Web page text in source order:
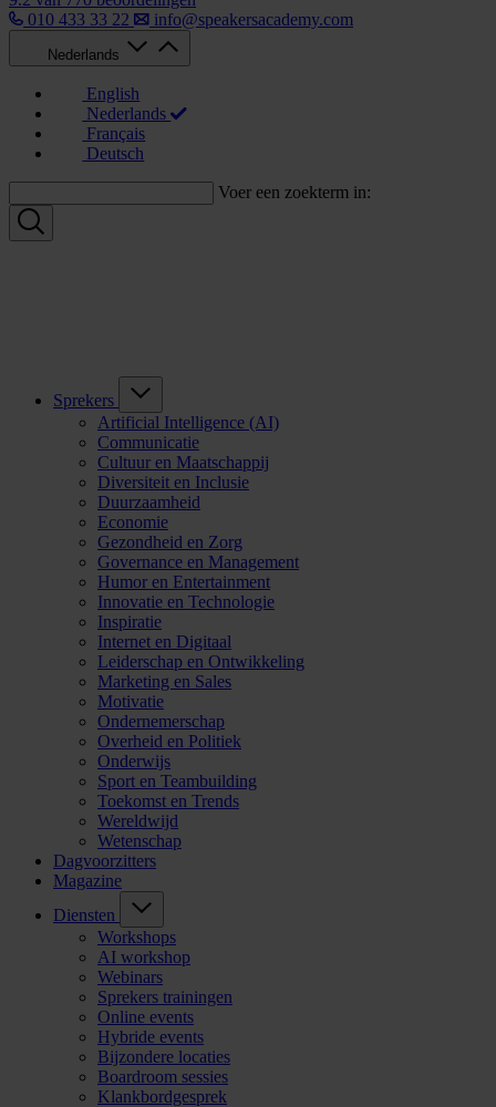
010 433 33 22
info@speakersacademy.com
Nederlands
English
Nederlands
Français
Deutsch
Voer een zoekterm in:
Sprekers
Artificial Intelligence (AI)
Communicatie
Cultuur en Maatschappij
Diversiteit en Inclusie
Duurzaamheid
Economie
Gezondheid en Zorg
Governance en Management
Humor en Entertainment
Innovatie en Technologie
Inspiratie
Internet en Digitaal
Leiderschap en Ontwikkeling
Marketing en Sales
Motivatie
Ondernemerschap
Overheid en Politiek
Onderwijs
Sport en Teambuilding
Toekomst en Trends
Wereldwijd
Wetenschap
Dagvoorzitters
Magazine
Diensten
Workshops
AI workshop
Webinars
Sprekers trainingen
Online events
Hybride events
Bijzondere locaties
Boardroom sessies
Klankbordgesprek